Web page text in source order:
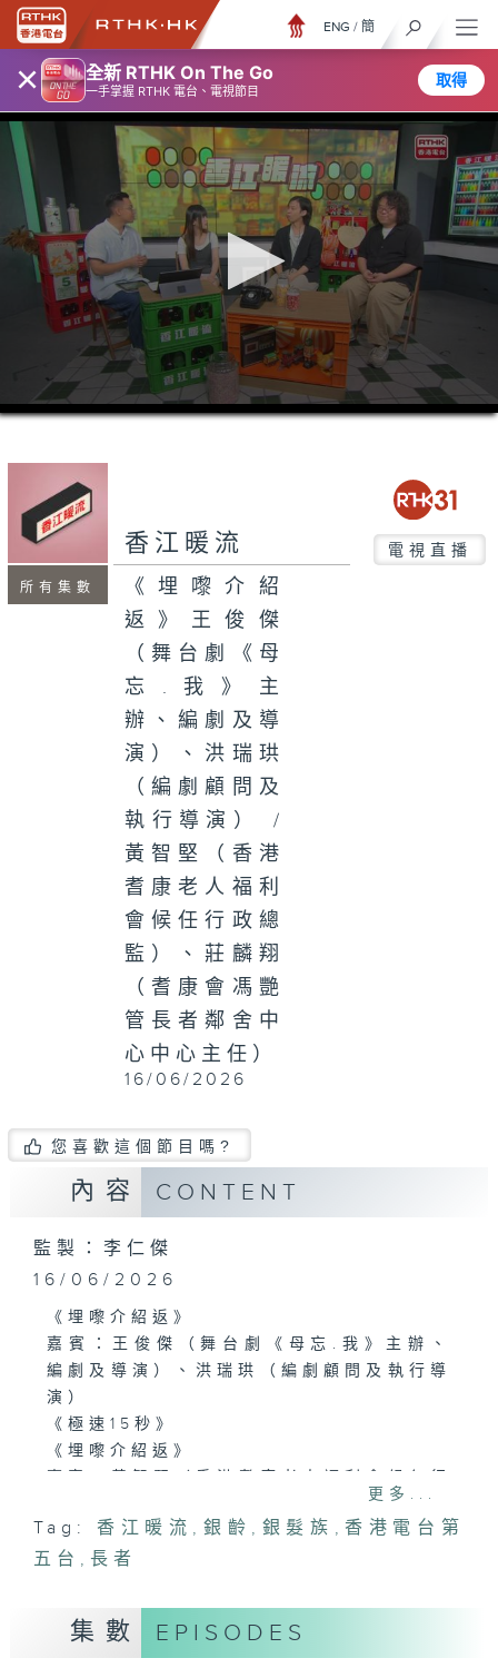
× 全新 RTHK On The Go
一手掌握 RTHK 電台、電視節目
取得
ENG / 簡
0
seconds
seconds
所有集數
香江暖流 電視直播
《埋嚟介紹
返》王俊傑
（舞台劇《母
忘.我》主
辦、編劇及導
演）、洪瑞珙
（編劇顧問及
執行導演） /
黃智堅（香港
耆康老人福利
會候任行政總
監）、莊麟翔
（耆康會馮艷
管長者鄰舍中
心中心主任）
16/06/2026
您喜歡這個節目嗎?
內容 CONTENT
監製：李仁傑
16/06/2026
《埋嚟介紹返》
嘉賓：王俊傑（舞台劇《母忘.我》主辦、
編劇及導演）、洪瑞珙（編劇顧問及執行導
演）
《極速15秒》
《埋嚟介紹返》
政總監）、莊麟翔（耆康會馮艷管長者鄰舍
中心中心主任）
更多...
Tag: 香江暖流 , 銀齡 , 銀髮族 , 香港電台第
五台 ,長者
集數 EPISODES